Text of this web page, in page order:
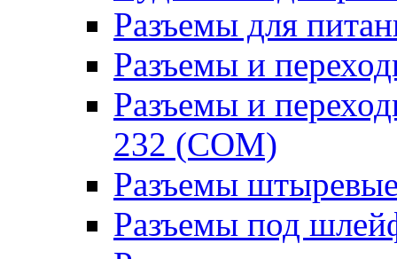
Разъемы для
Разъемы и
Разъемы и
232 (COM)
Разъемы
Разъемы под